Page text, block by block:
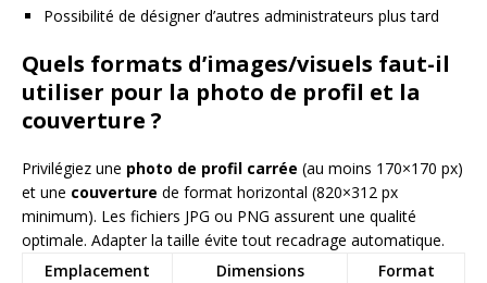
Possibilité de désigner d’autres administrateurs plus tard
Quels formats d’images/visuels faut-il
utiliser pour la photo de profil et la
couverture ?
Privilégiez une photo de profil carrée (au moins 170×170 px)
et une couverture de format horizontal (820×312 px
minimum). Les fichiers JPG ou PNG assurent une qualité
optimale. Adapter la taille évite tout recadrage automatique.
Emplacement
Dimensions
Format